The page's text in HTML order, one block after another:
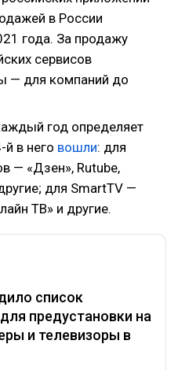
в России
года. За продажу
сервисов
— для компаний до
год определяет
й в него вошли: для
— «Дзен», Rutube,
для SmartTV —
ТВ» и другие.
список
предустановки на
и телевизоры в